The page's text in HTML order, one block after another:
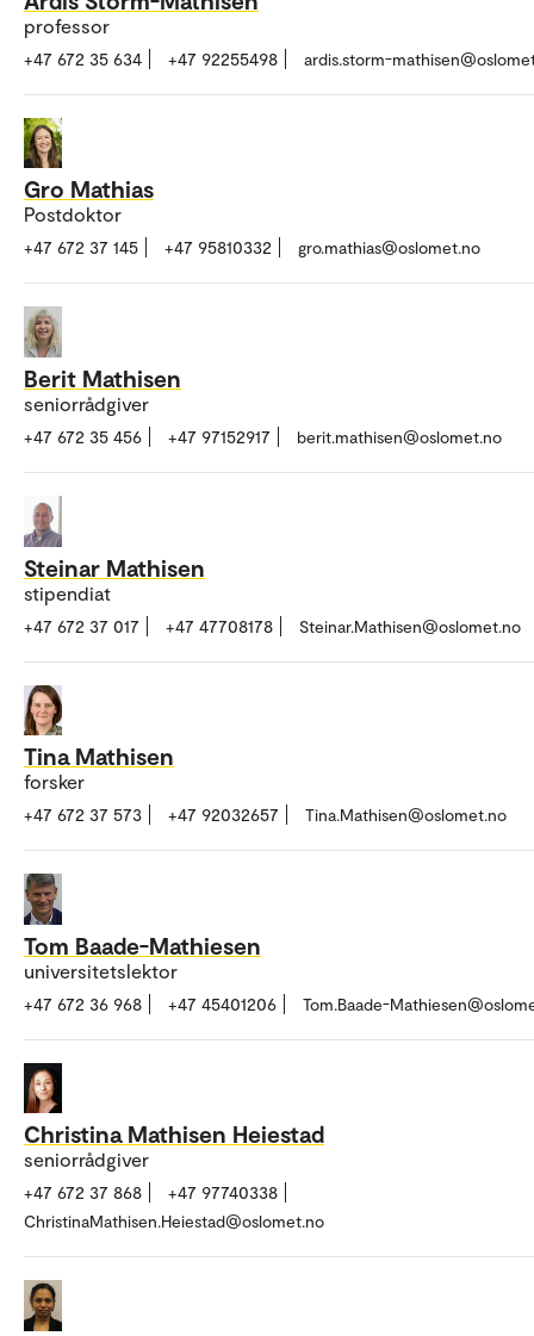
professor
+47 672 35 634 +47 92255498 ardis.storm-
Gro Mathias
Postdoktor
+47 672 37 145 +47 95810332 gro.mathias@oslomet.no
Berit Mathisen
seniorrådgiver
+47 672 35 456 +47 97152917 berit.mathisen@oslomet.no
Steinar Mathisen
stipendiat
+47 672 37 017 +47 47708178 Steinar.Mathisen@oslomet.no
Tina Mathisen
forsker
+47 672 37 573 +47 92032657 Tina.Mathisen@oslomet.no
Tom Baade-Mathiesen
universitetslektor
+47 672 36 968 +47 45401206 Tom.Baade-
Christina Mathisen Heiestad
seniorrådgiver
+47 672 37 868
+47 97740338
ChristinaMathisen.Heiestad@oslomet.no